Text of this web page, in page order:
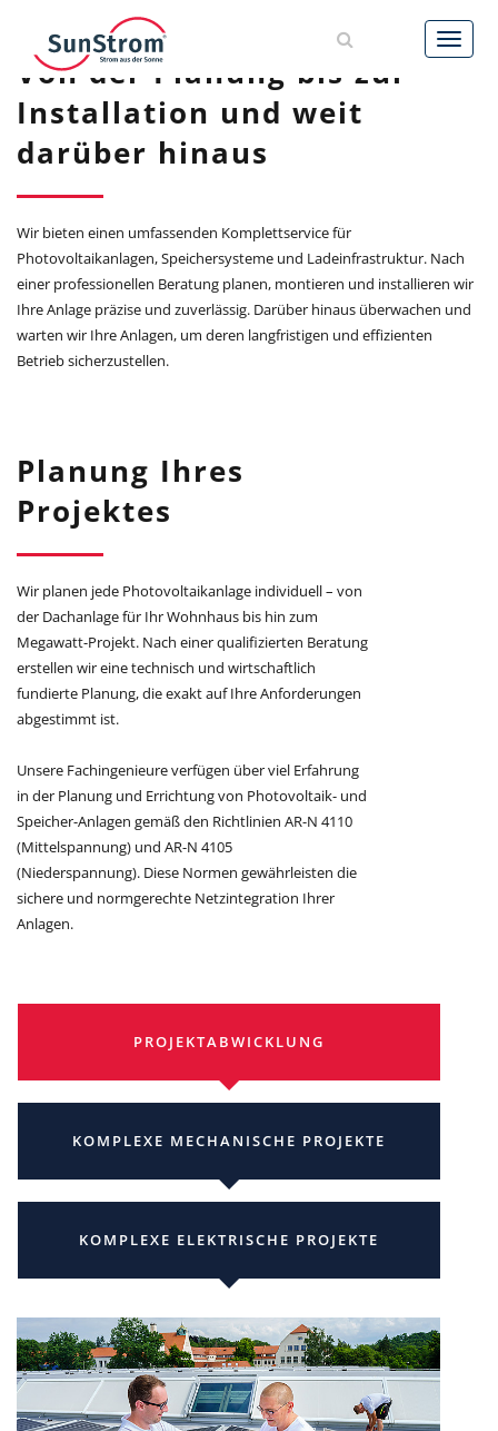
AKTUELLES
LEISTUNGEN
UNTERNEHMEN
KARRIERE 6
KONTAKT
Von der Planung bis zur
Installation und weit
darüber hinaus
Wir bieten einen umfassenden Komplettservice für
Photovoltaikanlagen, Speichersysteme und Ladeinfrastruktur. Nach
einer professionellen Beratung planen, montieren und installieren wir
Ihre Anlage präzise und zuverlässig. Darüber hinaus überwachen und
warten wir Ihre Anlagen, um deren langfristigen und effizienten
Betrieb sicherzustellen.
Planung Ihres
Projektes
Wir planen jede Photovoltaikanlage individuell – von
der Dachanlage für Ihr Wohnhaus bis hin zum
Megawatt-Projekt. Nach einer qualifizierten Beratung
erstellen wir eine technisch und wirtschaftlich
fundierte Planung, die exakt auf Ihre Anforderungen
abgestimmt ist.
Unsere Fachingenieure verfügen über viel Erfahrung
in der Planung und Errichtung von Photovoltaik- und
Speicher-Anlagen gemäß den Richtlinien AR-N 4110
(Mittelspannung) und AR-N 4105
(Niederspannung). Diese Normen gewährleisten die
sichere und normgerechte Netzintegration Ihrer
Anlagen.
PROJEKTABWICKLUNG
KOMPLEXE MECHANISCHE PROJEKTE
KOMPLEXE ELEKTRISCHE PROJEKTE